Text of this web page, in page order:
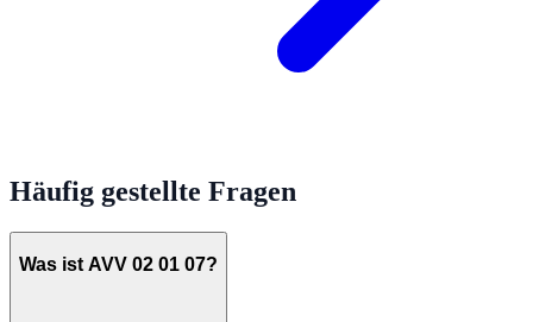
Häufig gestellte Fragen
Was ist AVV 02 01 07?